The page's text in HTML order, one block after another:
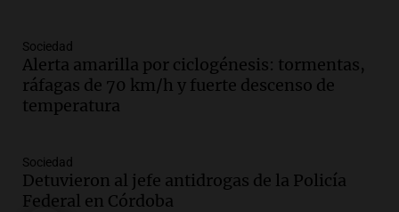
Audio.
lluvias, senadores manifiestan
oposición a ley de tierras
Panorama Federal
Audio.
centro de esquí Penitentes Park tras
siete años de cierre por falta de nieve
Sociedad
Alerta amarilla por ciclogénesis: tormentas,
ráfagas de 70 km/h y fuerte descenso de
temperatura
Sociedad
Detuvieron al jefe antidrogas de la Policía
Federal en Córdoba